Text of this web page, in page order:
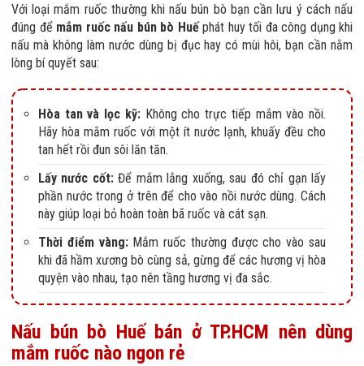
Với loại mắm ruốc thường khi nấu bún bò bạn cần lưu ý cách nấu
đúng để mắm ruốc nấu bún bò Huếphát huy tối đa công dụng khi
nấu mà không làm nước dùng bị đục hay có mùi hôi, bạn cần nằm
lòng bí quyết sau:
Hòa tan và lọc kỹ:Không cho trực tiếp mắm vào nồi.
Hãy hòa mắm ruốc với một ít nước lạnh, khuấy đều cho
tan hết rồi đun sôi lăn tăn.
Lấy nước cốt:Để mắm lắng xuống, sau đó chỉ gạn lấy
phần nước trong ở trên để cho vào nồi nước dùng. Cách
này giúp loại bỏ hoàn toàn bã ruốc và cát sạn.
Thời điểm vàng:Mắm ruốc thường được cho vào sau
khi đã hầm xương bò cùng sả, gừng để các hương vị hòa
quyện vào nhau, tạo nên tầng hương vị đa sắc.
Nấu bún bò Huế bán ở TP.HCM nên dùng
mắm ruốc nào ngon rẻ